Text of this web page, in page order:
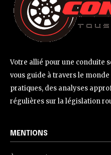
Votre allié pour une conduite
vous guide à travers le
pratiques, des analyses
régulières sur la législation
MENTIONS